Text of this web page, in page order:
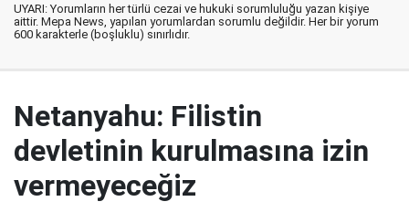
UYARI: Yorumların her türlü cezai ve hukuki sorumluluğu yazan kişiye
aittir. Mepa News, yapılan yorumlardan sorumlu değildir. Her bir yorum
600 karakterle (boşluklu) sınırlıdır.
Netanyahu: Filistin
devletinin kurulmasına izin
vermeyeceğiz